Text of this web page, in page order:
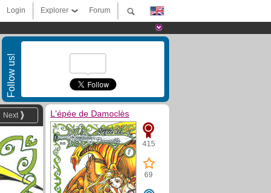
Forum
Explorer
Login
Follow us!
Next L'épée de Damoclès
415
69